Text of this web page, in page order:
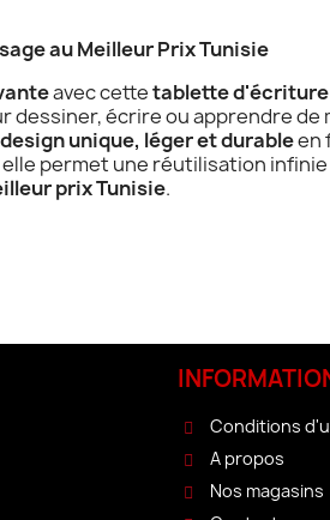
au Meilleur Prix Tunisie
avec cettetablette d'écriture
dessiner, écrire ou apprendre
design unique, léger et durableen
elle permet une réutilisation
prix Tunisie.
Conditions
A propos
Nos magasins